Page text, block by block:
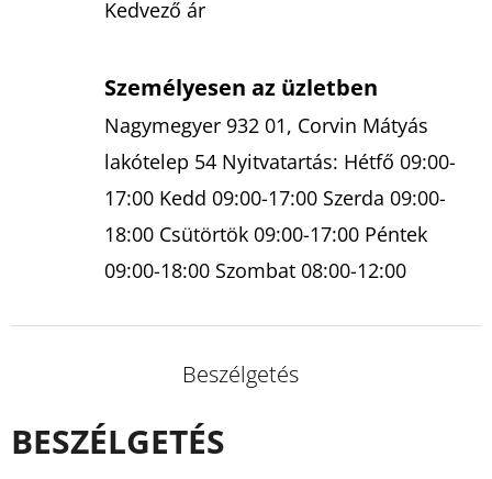
Kedvező ár
Személyesen az üzletben
Nagymegyer 932 01, Corvin Mátyás
lakótelep 54 Nyitvatartás: Hétfő 09:00-
17:00 Kedd 09:00-17:00 Szerda 09:00-
18:00 Csütörtök 09:00-17:00 Péntek
09:00-18:00 Szombat 08:00-12:00
Beszélgetés
BESZÉLGETÉS